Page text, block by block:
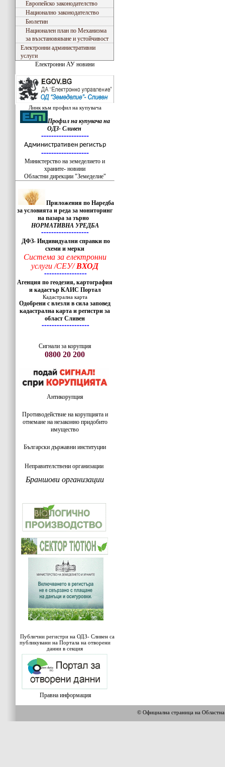
Европейско законодателство
Национално законодателство
Бюлетин
Национален план по Механизма
за възстановяване и устойчивост
Електронни административни
услуги
Електронни АУ новини
Линк към профил на купувача
Профил на купувача на
ОДЗ- Сливен
-------------------
Административен регистър
-------------------
Министерство на земеделието и
храните- новини
Областни дирекции "Земеделие"
Приложения по Наредба
за условията и реда за мониторинг
на пазара за зърно
НОРМАТИВНА УРЕДБА
-------------------
ДФЗ- Индивидуални справки по
схеми и мерки
Система за електронни
услуги /СЕУ/ВХОД
-----------------
Агенция по геодезия, картография
и кадастър КАИС Портал
Кадастрална карта
Одобрени с влезли в сила заповед
кадастрална карта и регистри за
област Сливен
-------------------
Сигнали за корупция
0800 20 200
Антикорупция
Противодействие на корупцията и
отнемане на незаконно придобито
имущество
Български държавни институции
Неправителствени организации
Браншови организации
Публични регистри на ОДЗ- Сливен са
публикувани на Портала на отворени
данни в секция
Правна информация
Съгласно Закона за въвеждане на еврото в РБългария, ОДЗ- Сливен ще превалутира
© Официална страница на